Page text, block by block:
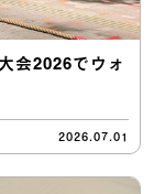
会2026でウォ
2026.07.01